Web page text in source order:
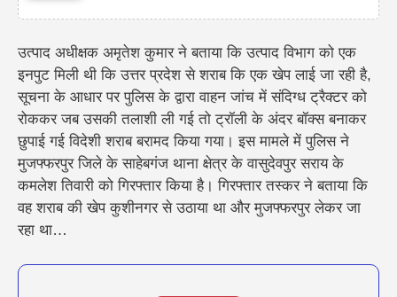
उत्पाद अधीक्षक अमृतेश कुमार ने बताया कि उत्पाद विभाग को एक
इनपुट मिली थी कि उत्तर प्रदेश से शराब कि एक खेप लाई जा रही है,
सूचना के आधार पर पुलिस के द्वारा वाहन जांच में संदिग्ध ट्रैक्टर को
रोककर जब उसकी तलाशी ली गई तो ट्रॉली के अंदर बॉक्स बनाकर
छुपाई गई विदेशी शराब बरामद किया गया। इस मामले में पुलिस ने
मुजफ्फरपुर जिले के साहेबगंज थाना क्षेत्र के वासुदेवपुर सराय के
कमलेश तिवारी को गिरफ्तार किया है। गिरफ्तार तस्कर ने बताया कि
वह शराब की खेप कुशीनगर से उठाया था और मुजफ्फरपुर लेकर जा
रहा था…